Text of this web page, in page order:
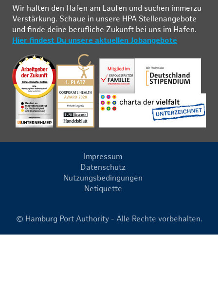
Wir hal­ten den Ha­fen am Lau­fen und su­chen im­mer­zu
Ver­stär­kung. Schau­e in un­se­re HPA Stel­len­an­ge­bo­te
und fin­de deine be­ruf­li­che Zu­kunft bei uns im Ha­fen.
Hier findest Du unsere aktuellen Jobangebote
Impressum
Datenschutz
Nutzungsbedingungen
Netiquette
© Hamburg Port Authority - Alle Rechte vorbehalten.